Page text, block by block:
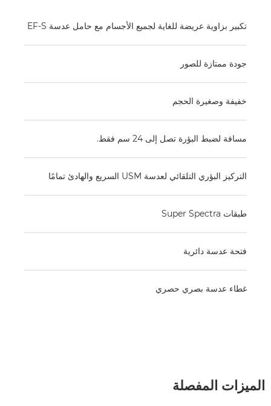
تكبير بزاوية عريضة للغاية لجميع الأجسام مع حامل عدسة EF-S
جودة ممتازة للصور
خفيفة وصغيرة الحجم
مسافة لضبط البؤرة تصل إلى 24 سم فقط.
التركيز البؤري التلقائي لعدسة USM السريع والهادئ تمامًا
طبقات Super Spectra
فتحة عدسة دائرية
غطاء عدسة بصري حصري
الميزات المفصلة